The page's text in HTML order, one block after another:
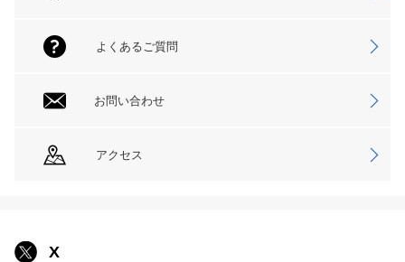
よくあるご質問
お問い合わせ
アクセス
X